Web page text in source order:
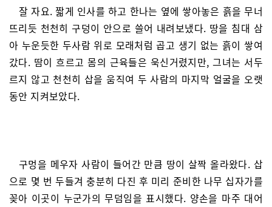
잘 자요. 짧게 인사를 하고 한나는 옆에 쌓아놓은 흙을 무너
뜨리듯 천천히 구덩이 안으로 쓸어 내려보냈다. 땅을 침대 삼
아 누운듯한 두사람 위로 모래처럼 곱고 생기 없는 흙이 쌓여
갔다. 땀이 흐르고 몸의 근육들은 욱신거렸지만, 그녀는 서두
르지 않고 천천히 삽을 움직여 두 사람의 마지막 얼굴을 오랫
동안 지켜보았다.
구멍을 메우자 사람이 들어간 만큼 땅이 살짝 올라왔다. 삽
으로 몇 번 두들겨 충분히 다진 후 미리 준비한 나무 십자가를
꽂아 이곳이 누군가의 무덤임을 표시했다. 양손을 마주 대어